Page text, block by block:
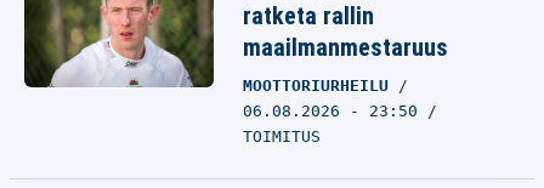
ratketa rallin
maailmanmestaruus
MOOTTORIURHEILU
06.08.2026 - 23:50
TOIMITUS